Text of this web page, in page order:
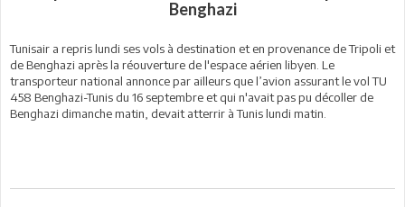
Benghazi
Tunisair a repris lundi ses vols à destination et en provenance de Tripoli et
de Benghazi après la réouverture de l'espace aérien libyen. Le
transporteur national annonce par ailleurs que l’avion assurant le vol TU
458 Benghazi-Tunis du 16 septembre et qui n'avait pas pu décoller de
Benghazi dimanche matin, devait atterrir à Tunis lundi matin.